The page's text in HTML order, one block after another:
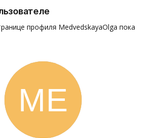
профиля MedvedskayaOlga пока